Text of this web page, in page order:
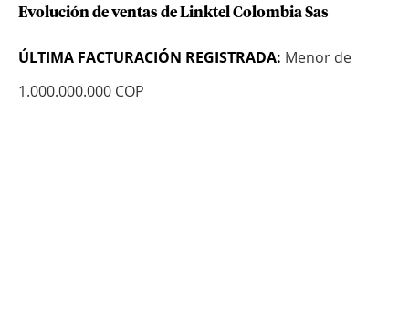
Evolución de ventas de Linktel Colombia Sas
ÚLTIMA FACTURACIÓN REGISTRADA: Menor de
1.000.000.000 COP